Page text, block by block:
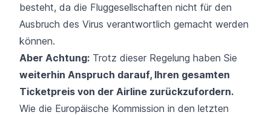
besteht, da die Fluggesellschaften nicht für den
Ausbruch des Virus verantwortlich gemacht werden
können.
Aber Achtung: Trotz dieser Regelung haben Sie
weiterhin Anspruch darauf, Ihren gesamten
Ticketpreis von der Airline zurückzufordern.
Wie die Europäische Kommission in den letzten